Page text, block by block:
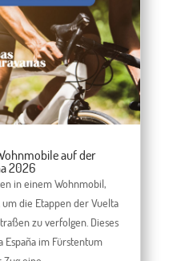
auf der
2026
in einem Wohnmobil,
die Etappen der Vuelta
zu verfolgen. Dieses
España im Fürstentum